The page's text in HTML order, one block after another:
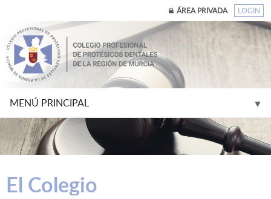
ÁREA PRIVADA LOGIN
MENÚ PRINCIPAL ▼
El Colegio